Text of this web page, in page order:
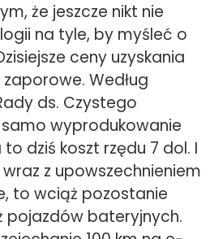
że jeszcze nikt nie
na tyle, by myśleć o
ceny uzyskania
Według
ds. Czystego
wyprodukowanie
dziś koszt rzędu 7 dol. I
z upowszechnieniem
to wciąż pozostanie
pojazdów bateryjnych.